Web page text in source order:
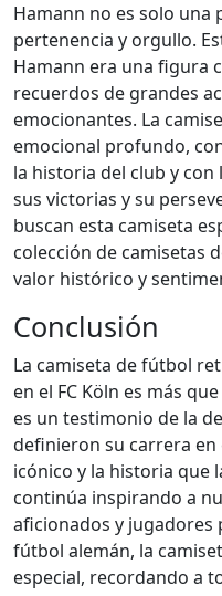
Hamann no es solo una
pertenencia y orgullo.
Hamann era una figura
recuerdos de grandes
emocionantes. La
emocional profundo,
la historia del club y
sus victorias y su
buscan esta camiseta
colección de camisetas
valor histórico y
Conclusión
La camiseta de fútbol
en el FC Köln es más
es un testimonio de la
definieron su carrera en
icónico y la historia que
continúa inspirando a
aficionados y jugadores
fútbol alemán, la
especial, recordando a